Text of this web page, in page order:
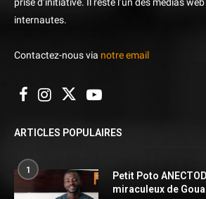
internautes.
Contactez-nous via notre email
ARTICLES POPULAIRES
1
Petit Poto
miraculeux de